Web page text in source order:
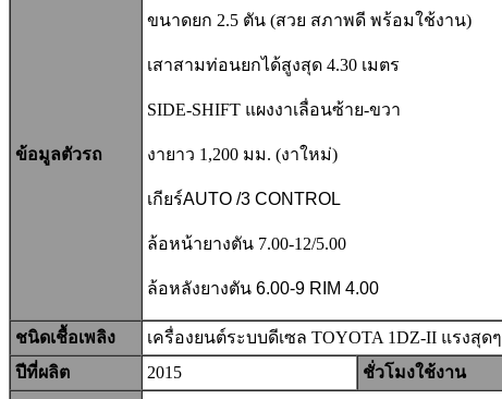
ข้อมูลตัวรถ
ขนาดยก 2.5 ตัน (สวย สภาพดี พร้อมใช้งาน)
เสาสามท่อนยกได้สูงสุด 4.30 เมตร
SIDE-SHIFT แผงงาเลื่อนซ้าย-ขวา
งายาว 1,200 มม. (งาใหม่)
เกียร์AUTO /3 CONTROL
ล้อหน้ายางตัน 7.00-12/5.00
ล้อหลังยางตัน 6.00-9 RIM 4.00
ชนิดเชื้อเพลิง
เครื่องยนต์ระบบดีเซล TOYOTA 1DZ-II แรงสุดๆ
ปีที่ผลิต
2015 ชั่วโมงใช้งาน